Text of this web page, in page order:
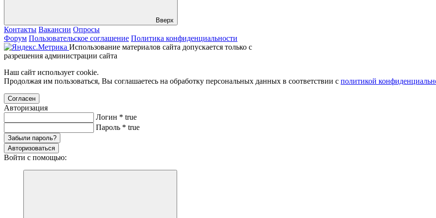
Вверх
Контакты Вакансии Опросы
Форум Пользовательское соглашение Политика конфиденциальности
Использование материалов сайта допускается только с
разрешения администрации сайта
Наш сайт использует cookie.
Продолжая им пользоваться, Вы соглашаетесь на обработку персональных данных в соответствии с политикой
Согласен
Авторизация
Логин * true
Пароль * true
Забыли пароль?
Авторизоваться
Войти с помощью: